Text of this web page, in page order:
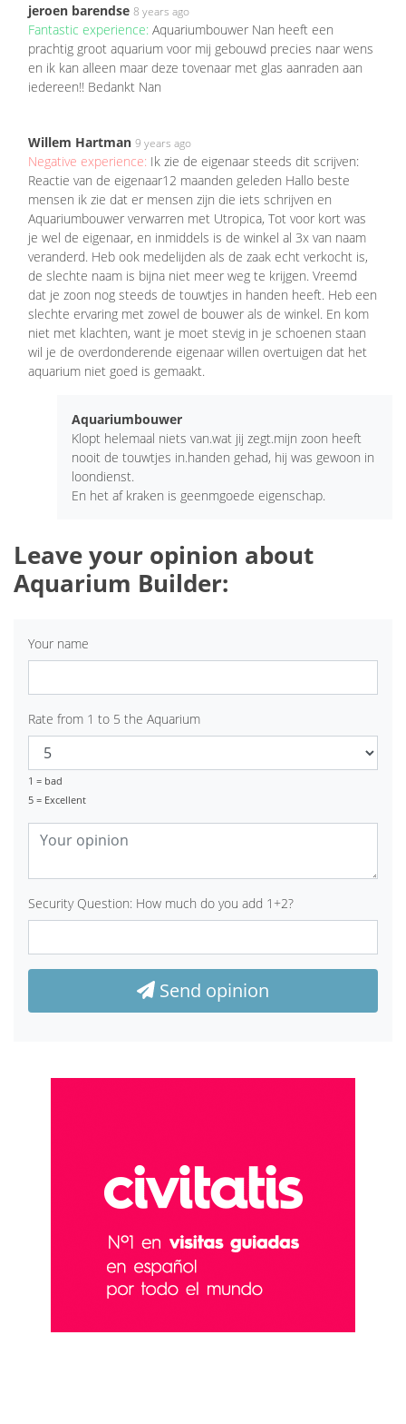
jeroen barendse 8 years ago
Fantastic experience: Aquariumbouwer Nan heeft een
prachtig groot aquarium voor mij gebouwd precies naar wens
en ik kan alleen maar deze tovenaar met glas aanraden aan
iedereen!! Bedankt Nan
Willem Hartman 9 years ago
Negative experience: Ik zie de eigenaar steeds dit scrijven:
Reactie van de eigenaar12 maanden geleden Hallo beste
mensen ik zie dat er mensen zijn die iets schrijven en
Aquariumbouwer verwarren met Utropica, Tot voor kort was
je wel de eigenaar, en inmiddels is de winkel al 3x van naam
veranderd. Heb ook medelijden als de zaak echt verkocht is,
de slechte naam is bijna niet meer weg te krijgen. Vreemd
dat je zoon nog steeds de touwtjes in handen heeft. Heb een
slechte ervaring met zowel de bouwer als de winkel. En kom
niet met klachten, want je moet stevig in je schoenen staan
wil je de overdonderende eigenaar willen overtuigen dat het
aquarium niet goed is gemaakt.
Aquariumbouwer
Klopt helemaal niets van.wat jij zegt.mijn zoon heeft
nooit de touwtjes in.handen gehad, hij was gewoon in
loondienst.
En het af kraken is geenmgoede eigenschap.
Leave your opinion about
Aquarium Builder:
Your name
Rate from 1 to 5 the Aquarium
1 = bad
5 = Excellent
Security Question: How much do you add 1+2?
Send opinion